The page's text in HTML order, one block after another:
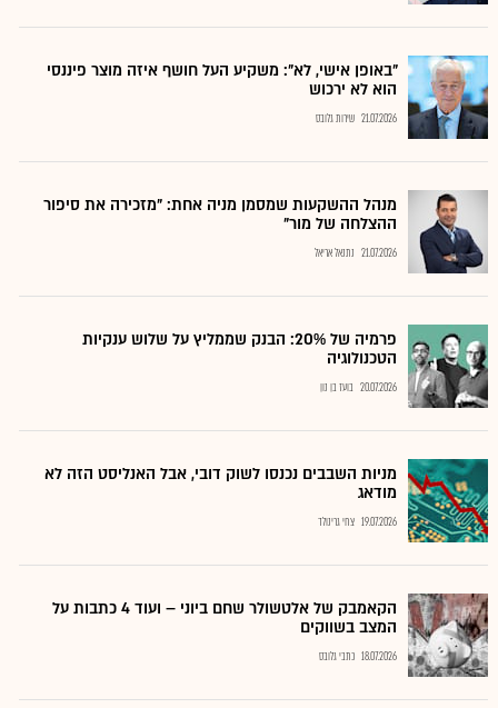
"באופן אישי, לא": משקיע העל חושף איזה מוצר פיננסי
הוא לא ירכוש
21.07.2026 שירות גלובס
מנהל ההשקעות שמסמן מניה אחת: "מזכירה את סיפור
ההצלחה של מור"
21.07.2026 נתנאל אריאל
פרמיה של 20%: הבנק שממליץ על שלוש ענקיות
הטכנולוגיה
20.07.2026 בועז בן נון
מניות השבבים נכנסו לשוק דובי, אבל האנליסט הזה לא
מודאג
19.07.2026 צחי גרינולד
הקאמבק של אלטשולר שחם ביוני – ועוד 4 כתבות על
המצב בשווקים
18.07.2026 כתבי גלובס